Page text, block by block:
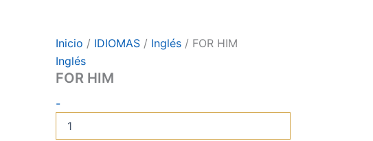
Inicio / IDIOMAS/ Inglés/ FOR HIM
Inglés
FOR HIM
-